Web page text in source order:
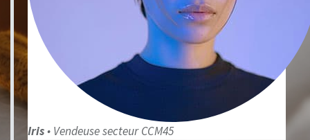
Iris• Vendeuse secteur CCM45